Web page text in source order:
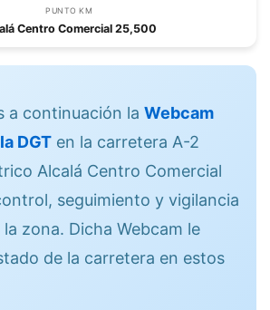
PUNTO KM
Centro Comercial 25,500
a continuación la Webcam
DGT en la carretera A-2
Alcalá Centro Comercial
seguimiento y vigilancia
zona. Dicha Webcam le
de la carretera en estos